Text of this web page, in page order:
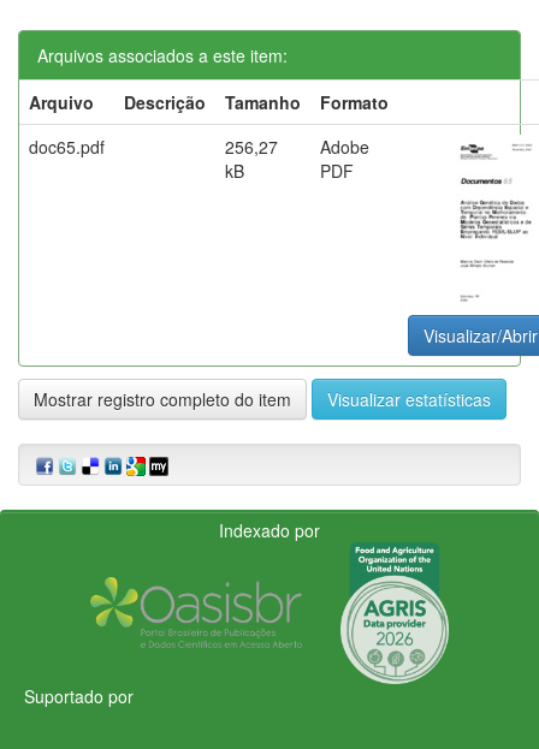
Arquivos associados a este item:
Arquivo
Descrição Tamanho
Formato
doc65.pdf
256,27
kB
Adobe
PDF
Visualizar/Abrir
Mostrar registro completo do item Visualizar estatísticas
Indexado por
Suportado por